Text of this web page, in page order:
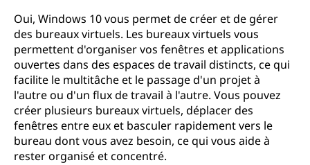
Oui, Windows 10 vous permet de créer et de gérer
des bureaux virtuels. Les bureaux virtuels vous
permettent d'organiser vos fenêtres et applications
ouvertes dans des espaces de travail distincts, ce qui
facilite le multitâche et le passage d'un projet à
l'autre ou d'un flux de travail à l'autre. Vous pouvez
créer plusieurs bureaux virtuels, déplacer des
fenêtres entre eux et basculer rapidement vers le
bureau dont vous avez besoin, ce qui vous aide à
rester organisé et concentré.